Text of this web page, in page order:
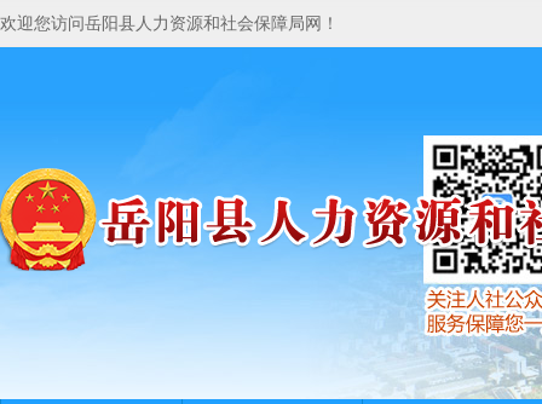
欢迎您访问岳阳县人力资源和社会保障局网！